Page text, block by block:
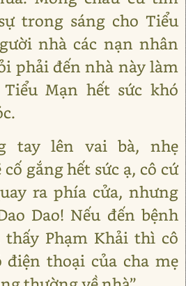
trong sáng cho Tiểu
nhà các nạn nhân
phải đến nhà này làm
Mạn hết sức khó
tay lên vai bà, nhẹ
cố gắng hết sức ạ, cô cứ
ra phía cửa, nhưng
Dao! Nếu đến bệnh
Phạm Khải thì cô
điện thoại của cha mẹ